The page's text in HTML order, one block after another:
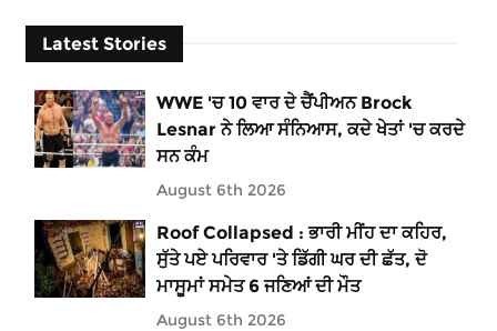
Latest Stories
WWE 'ਚ 10 ਵਾਰ ਦੇ ਚੈਂਪੀਅਨ Brock
Lesnar ਨੇ ਲਿਆ ਸੰਨਿਆਸ, ਕਦੇ ਖੇਤਾਂ 'ਚ ਕਰਦੇ
ਸਨ ਕੰਮ
August 6th 2026
Roof Collapsed : ਭਾਰੀ ਮੀਂਹ ਦਾ ਕਹਿਰ,
ਸੁੱਤੇ ਪਏ ਪਰਿਵਾਰ 'ਤੇ ਡਿੱਗੀ ਘਰ ਦੀ ਛੱਤ, ਦੋ
ਮਾਸੂਮਾਂ ਸਮੇਤ 6 ਜਣਿਆਂ ਦੀ ਮੌਤ
August 6th 2026